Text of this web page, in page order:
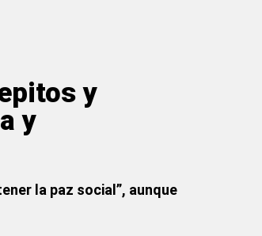
y
y
la paz social”, aunque